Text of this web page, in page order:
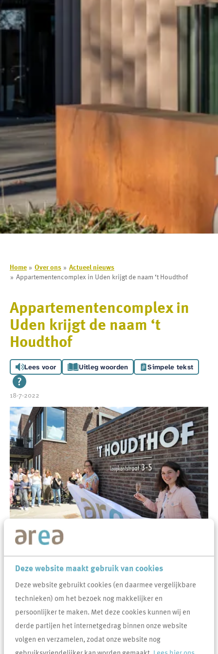
Deze website maakt gebruik van cookies
Deze website gebruikt cookies (en daarmee vergelijkbare
technieken) om het bezoek nog makkelijker en
persoonlijker te maken. Met deze cookies kunnen wij en
derde partijen het internetgedrag binnen onze website
volgen en verzamelen, zodat onze website nog
Home Over ons
Actueel nieuws
Appartementencomplex in Uden krijgt de naam ‘t Houdthof
Appartementencomplex in
Uden krijgt de naam ‘t
Houdthof
Lees voor Uitleg woorden Simpele tekst
18-7-2022
Aan de Loopkantstraat in Uden is voor Area een
appartementencomplex gerealiseerd door Hendriks Coppelmans
wat voortaan de naam ’t Houdthof draagt. Zaterdag 16 juli was in het
bijzijn van bewoners, omwonenden en betrokken partijen de
onthulling van de naam.
Maatschappelijk Mooi
De bewoners van de 39 appartementen vormen een bijzondere
woongroep. 16 appartementen zijn namelijk verhuurd aan Labyrint